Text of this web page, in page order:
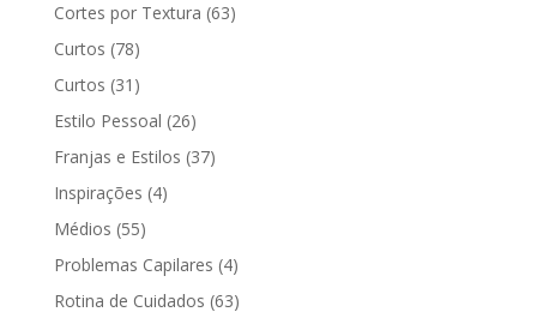
Cortes por Textura (63)
Curtos (78)
Curtos (31)
Estilo Pessoal (26)
Franjas e Estilos (37)
Inspirações (4)
Médios (55)
Problemas Capilares (4)
Rotina de Cuidados (63)